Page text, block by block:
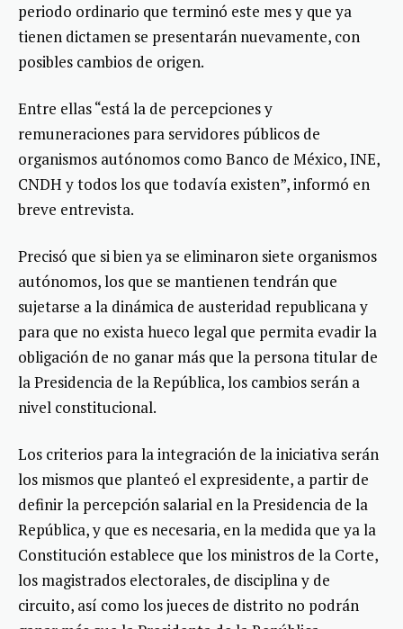
periodo ordinario que terminó este mes y que ya
tienen dictamen se presentarán nuevamente, con
posibles cambios de origen.
Entre ellas “está la de percepciones y
remuneraciones para servidores públicos de
organismos autónomos como Banco de México, INE,
CNDH y todos los que todavía existen”, informó en
breve entrevista.
Precisó que si bien ya se eliminaron siete organismos
autónomos, los que se mantienen tendrán que
sujetarse a la dinámica de austeridad republicana y
para que no exista hueco legal que permita evadir la
obligación de no ganar más que la persona titular de
la Presidencia de la República, los cambios serán a
nivel constitucional.
Los criterios para la integración de la iniciativa serán
los mismos que planteó el expresidente, a partir de
definir la percepción salarial en la Presidencia de la
República, y que es necesaria, en la medida que ya la
Constitución establece que los ministros de la Corte,
los magistrados electorales, de disciplina y de
circuito, así como los jueces de distrito no podrán